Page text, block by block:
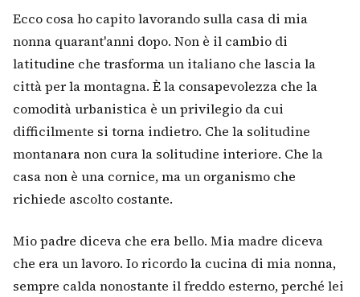
Ecco cosa ho capito lavorando sulla casa di mia
nonna quarant'anni dopo. Non è il cambio di
latitudine che trasforma un italiano che lascia la
città per la montagna. È la consapevolezza che la
comodità urbanistica è un privilegio da cui
difficilmente si torna indietro. Che la solitudine
montanara non cura la solitudine interiore. Che la
casa non è una cornice, ma un organismo che
richiede ascolto costante.
Mio padre diceva che era bello. Mia madre diceva
che era un lavoro. Io ricordo la cucina di mia nonna,
sempre calda nonostante il freddo esterno, perché lei